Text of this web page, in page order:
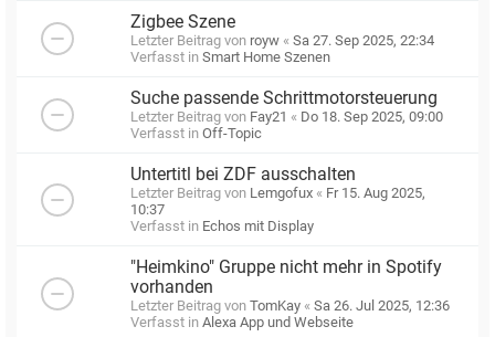
Zigbee Szene
Letzter Beitrag von royw « Sa 27. Sep 2025, 22:34
Verfasst in Smart Home Szenen
Suche passende Schrittmotorsteuerung
Letzter Beitrag von Fay21 « Do 18. Sep 2025, 09:00
Verfasst in Off-Topic
Untertitl bei ZDF ausschalten
Letzter Beitrag von Lemgofux « Fr 15. Aug 2025,
10:37
Verfasst in Echos mit Display
"Heimkino" Gruppe nicht mehr in Spotify
vorhanden
Letzter Beitrag von TomKay « Sa 26. Jul 2025, 12:36
Verfasst in Alexa App und Webseite